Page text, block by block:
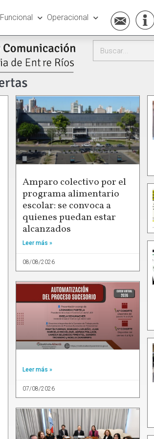
Funcional Operacional
Amparo colectivo por el
programa alimentario
escolar: se convoca a
quienes puedan estar
alcanzados
Leer más »
08/08/2026
Leer más »
07/08/2026